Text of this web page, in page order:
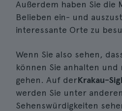
Außerdem haben Sie die
Belieben ein- und
interessante Orte zu
Wenn Sie also sehen,
können Sie anhalten und
gehen. Auf derKrakau-
werden Sie unter
Sehenswürdigkeiten